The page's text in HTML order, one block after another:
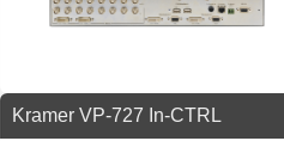
Kramer VP-727 In-CTRL